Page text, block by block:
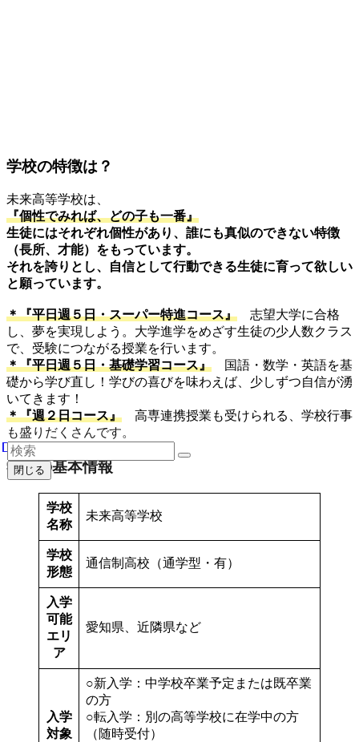
学校の特徴は？
未来高等学校は、
『個性でみれば、どの子も一番』
生徒にはそれぞれ個性があり、誰にも真似のできない特徴
（長所、才能）をもっています。
それを誇りとし、自信として行動できる生徒に育って欲しい
と願っています。
＊『平日週５日・スーパー特進コース』
志望大学に合格
し、夢を実現しよう。大学進学をめざす生徒の少人数クラス
で、受験につながる授業を行います。
＊『平日週５日・基礎学習コース』
国語・数学・英語を基
礎から学び直し！学びの喜びを味わえば、少しずつ自信が湧
いてきます！
＊『週２日コース』
高専連携授業も受けられる、学校行事
も盛りだくさんです。
学校の基本情報
学校
名称
未来高等学校
学校
形態
通信制高校（通学型・有）
入学
可能
エリ
ア
愛知県、近隣県など
入学
対象
○新入学：中学校卒業予定または既卒業
の方
○転入学：別の高等学校に在学中の方
（随時受付）
閉じる